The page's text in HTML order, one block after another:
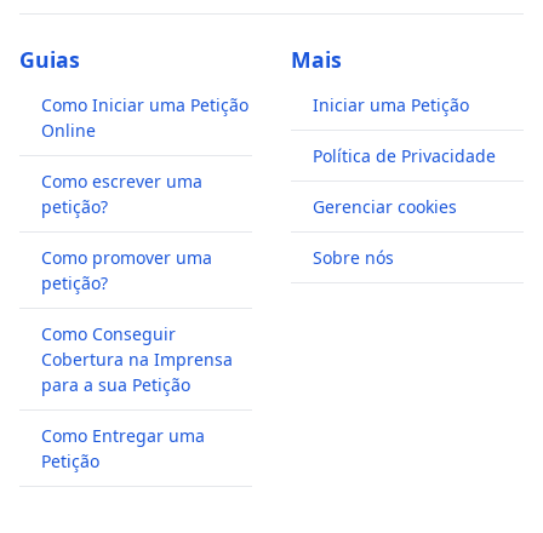
Guias
Como Iniciar uma Petição
Online
Como escrever uma
petição?
Como promover uma
petição?
Como Conseguir
Cobertura na Imprensa
para a sua Petição
Como Entregar uma
Petição
Mais
Iniciar uma Petição
Política de Privacidade
Gerenciar cookies
Sobre nós